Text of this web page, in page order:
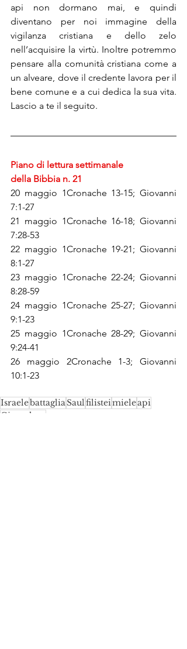
api non dormano mai, e quindi
diventano per noi immagine della
vigilanza cristiana e dello zelo
nell’acquisire la virtù. Inoltre potremmo
pensare alla comunità cristiana come a
un alveare, dove il credente lavora per il
bene comune e a cui dedica la sua vita.
Lascio a te il seguito.
Piano di lettura settimanale
della Bibbia n. 21
20 maggio 1Cronache 13-15; Giovanni
7:1-27
21 maggio 1Cronache 16-18; Giovanni
7:28-53
22 maggio 1Cronache 19-21; Giovanni
8:1-27
23 maggio 1Cronache 22-24; Giovanni
8:28-59
24 maggio 1Cronache 25-27; Giovanni
9:1-23
25 maggio 1Cronache 28-29; Giovanni
9:24-41
26 maggio 2Cronache 1-3; Giovanni
10:1-23
IsraelebattagliaSaulfilisteimieleapi
Gionathan